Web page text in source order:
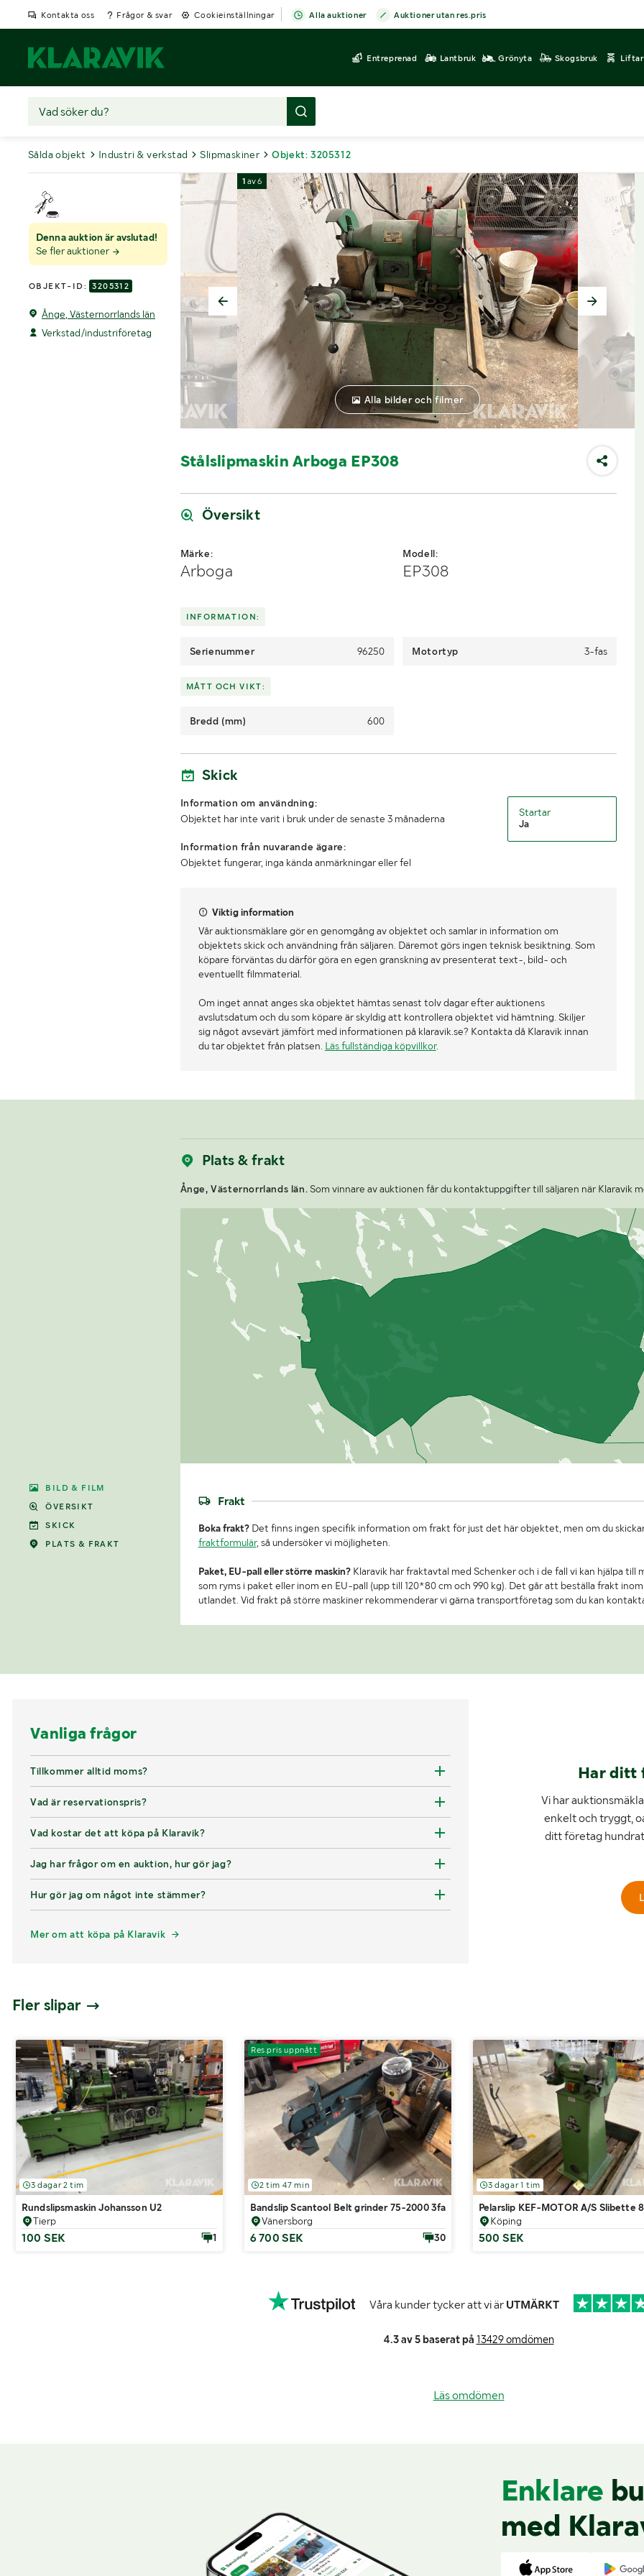
Kontakta oss Frågor & svar Cookieinställningar Alla auktioner Auktioner utan res.pris
Entreprenad Lantbruk Grönyta Skogsbruk Liftar
Sålda objekt Industri & verkstad Slipmaskiner Objekt: 3205312
Denna auktion är avslutad!
Se fler auktioner
OBJEKT-ID: 3205312
Ånge, Västernorrlands län
Verkstad/industriföretag
BILD & FILM
ÖVERSIKT
SKICK
PLATS & FRAKT
1 av6
Alla bilder och filmer
Stålslipmaskin Arboga EP308
Översikt
Märke:
Arboga
Modell:
EP308
INFORMATION:
Serienummer 96250 Motortyp 3-fas
MÅTT OCH VIKT:
Bredd (mm) 600
Skick
Information om användning:
Objektet har inte varit i bruk under de senaste 3 månaderna
Information från nuvarande ägare:
Objektet fungerar, inga kända anmärkningar eller fel
Startar
Ja
Viktig information
Vår auktionsmäklare gör en genomgång av objektet och samlar in information om
objektets skick och användning från säljaren. Däremot görs ingen teknisk besiktning. Som
köpare förväntas du därför göra en egen granskning av presenterat text-, bild- och
eventuellt filmmaterial.
Om inget annat anges ska objektet hämtas senast tolv dagar efter auktionens
avslutsdatum och du som köpare är skyldig att kontrollera objektet vid hämtning. Skiljer
sig något avsevärt jämfört med informationen på klaravik.se? Kontakta då Klaravik innan
du tar objektet från platsen. Läs fullständiga köpvillkor.
Plats & frakt
Ånge, Västernorrlands län.Som vinnare av auktionen får du kontaktuppgifter till säljaren när Klaravik
Frakt
Boka frakt?Det finns ingen specifik information om frakt för just det här objektet, men om du
fraktformulär, så undersöker vi möjligheten.
Paket, EU-pall eller större maskin?Klaravik har fraktavtal med Schenker och i de fall vi kan hjälpa till
som ryms i paket eller inom en EU-pall (upp till 120*80 cm och 990 kg). Det går att beställa frakt
utlandet. Vid frakt på större maskiner rekommenderar vi gärna transportföretag som du kan
Vanliga frågor
Tillkommer alltid moms?
Vad är reservationspris?
Vad kostar det att köpa på Klaravik?
Jag har frågor om en auktion, hur gör jag?
Hur gör jag om något inte stämmer?
Mer om att köpa på Klaravik
Har ditt
Vi har
enkelt och tryggt,
ditt företag
Fler slipar
3 dagar 2 tim
Rundslipsmaskin Johansson U2
Tierp
100 SEK 1
Res.pris uppnått
2 tim 47 min
Bandslip Scantool Belt grinder 75-2000 3fas 4.1hp
Vänersborg
6 700 SEK 30
3 dagar 1 tim
Pelarslip KEF-MOTOR A/S Slibette
Köping
500 SEK
Våra kunder tycker att vi är UTMÄRKT
4.3 av 5 baserat på 13429 omdömen
Läs omdömen
Enklare
med